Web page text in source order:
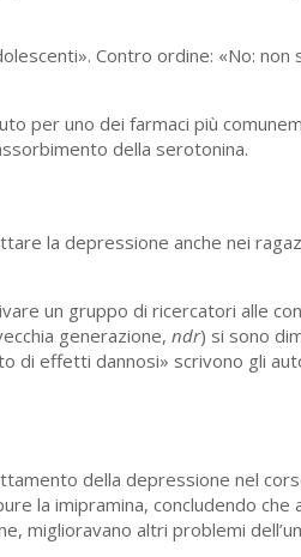
Contro ordine: «No: non
per uno dei farmaci più
della serotonina.
la depressione anche nei
un gruppo di ricercatori alle
generazione,ndr) si sono
di effetti dannosi» scrivono gli
della depressione nel
la imipramina, concludendo che
miglioravano altri problemi